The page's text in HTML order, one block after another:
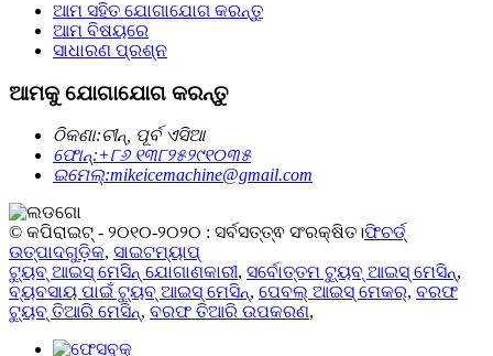
ଆମ ସହିତ ଯୋଗାଯୋଗ କରନ୍ତୁ
ଆମ ବିଷୟରେ
ସାଧାରଣ ପ୍ରଶ୍ନ
ଆମକୁ ଯୋଗାଯୋଗ କରନ୍ତୁ
ଠିକଣା:ଚୀନ୍, ପୂର୍ବ ଏସିଆ
ଫୋନ୍:+୮୬ ୧୩୮୨୫୨୯୧୦୩୫
ଇମେଲ୍:mikeicemachine@gmail.com
© କପିରାଇଟ୍ - ୨୦୧୦-୨୦୨୦ : ସର୍ବସତ୍ତ୍ଵ ସଂରକ୍ଷିତ।ଫିଚର୍ଡ୍
ଉତ୍ପାଦଗୁଡ଼ିକ, ସାଇଟମ୍ୟାପ୍
ଟ୍ୟୁବ୍ ଆଇସ୍ ମେସିନ୍ ଯୋଗାଣକାରୀ, ସର୍ବୋତ୍ତମ ଟ୍ୟୁବ୍ ଆଇସ୍ ମେସିନ୍,
ବ୍ୟବସାୟ ପାଇଁ ଟ୍ୟୁବ୍ ଆଇସ୍ ମେସିନ୍, ପେବଲ୍ ଆଇସ୍ ମେକର୍, ବରଫ
ଟ୍ୟୁବ୍ ତିଆରି ମେସିନ୍, ବରଫ ତିଆରି ଉପକରଣ,